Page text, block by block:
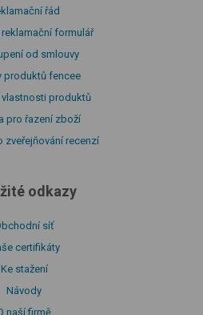
řád
reklamační formulář
od smlouvy
produktů fencee
vlastnosti produktů
pro řazení zboží
zveřejňování recenzí
odkazy
síť
certifikáty
Ke stažení
Návody
naší firmě